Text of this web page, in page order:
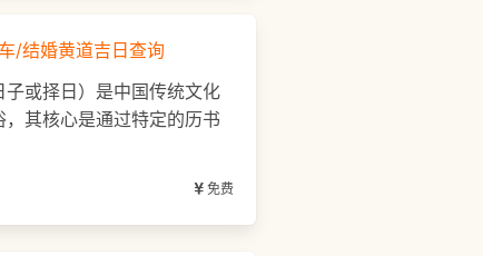
/结婚黄道吉日查询
或择日）是中国传统文化
其核心是通过特定的历书
免费